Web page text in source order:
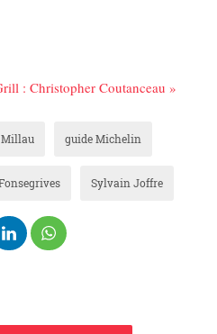
: Christopher Coutanceau »
Millau guide Michelin
Sylvain Joffre